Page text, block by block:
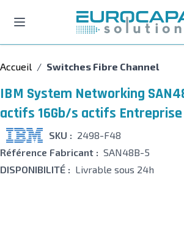
Accueil / Switches Fibre Channel
IBM System Networking
actifs 16Gb/s actifs
SKU : 2498-F48
Référence Fabricant : SAN48B-5
DISPONIBILITÉ : Livrable sous 24h